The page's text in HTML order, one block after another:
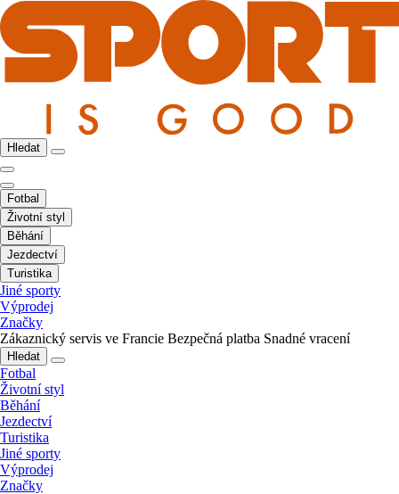
Hledat
Fotbal
Životní styl
Běhání
Jezdectví
Turistika
Jiné sporty
Výprodej
Značky
Zákaznický servis ve Francie Bezpečná platba Snadné vracení
Hledat
Fotbal
Životní styl
Běhání
Jezdectví
Turistika
Jiné sporty
Výprodej
Značky